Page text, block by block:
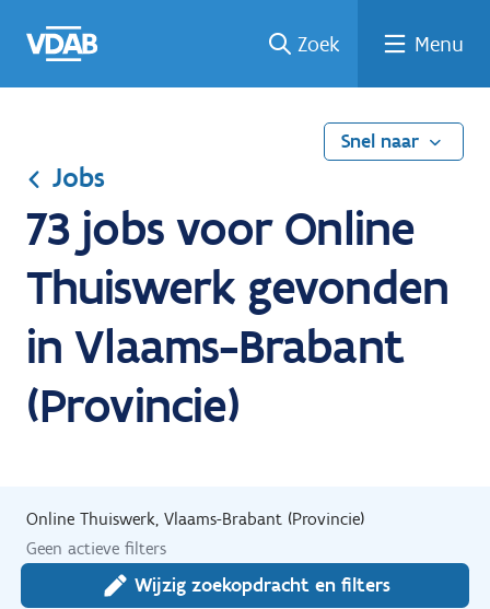
naar
een
een
job
naar
Zoek Menu
Snel naar
Jobs
73 jobs voor Online
Thuiswerk gevonden
in Vlaams-Brabant
(Provincie)
Online Thuiswerk, Vlaams-Brabant (Provincie)
Geen actieve filters
Wijzig zoekopdracht en filters